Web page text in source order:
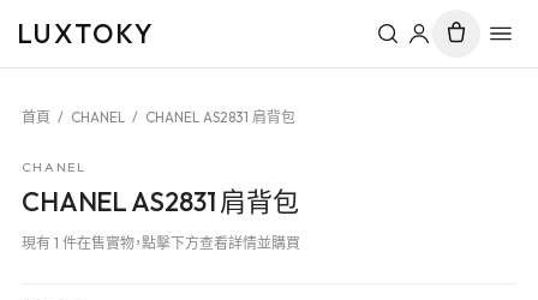
LUXTOKY
首頁 / CHANEL / CHANEL AS2831 肩背包
CHANEL
CHANEL AS2831 肩背包
現有 1 件在售實物，點擊下方查看詳情並購買